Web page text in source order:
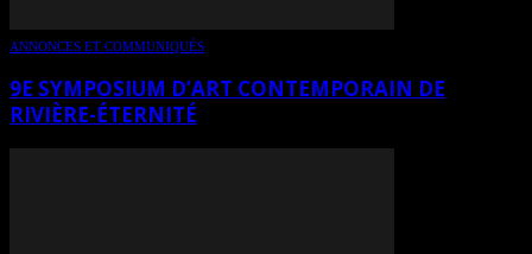
ANNONCES ET COMMUNIQUÉS
9E SYMPOSIUM D’ART CONTEMPORAIN DE
RIVIÈRE-ÉTERNITÉ